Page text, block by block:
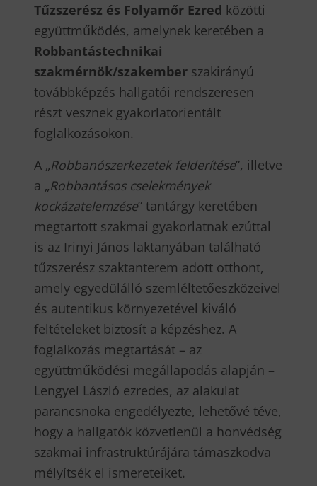
Tűzszerész és Folyamőr Ezred közötti
együttműködés, amelynek keretében a
Robbantástechnikai
szakmérnök/szakember szakirányú
továbbképzés hallgatói rendszeresen
részt vesznek gyakorlatorientált
foglalkozásokon.
A „Robbanószerkezetek felderítése”, illetve
a „Robbantásos cselekmények
kockázatelemzése” tantárgy keretében
megtartott szakmai gyakorlatnak ezúttal
is az Irinyi János laktanyában található
tűzszerész szaktanterem adott otthont,
amely egyedülálló szemléltetőeszközeivel
és autentikus környezetével kiváló
feltételeket biztosít a képzéshez. A
foglalkozás megtartását – az
együttműködési megállapodás alapján –
Lengyel László ezredes, az alakulat
parancsnoka engedélyezte, lehetővé téve,
hogy a hallgatók közvetlenül a honvédség
szakmai infrastruktúrájára támaszkodva
mélyítsék el ismereteiket.